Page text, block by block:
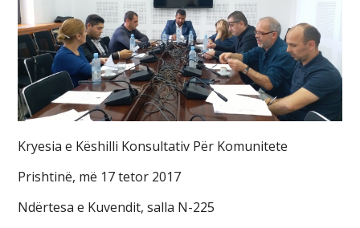
Kryesia e Këshilli Konsultativ Për Komunitete
Prishtinë, më 17 tetor 2017
Ndërtesa e Kuvendit, salla N-225